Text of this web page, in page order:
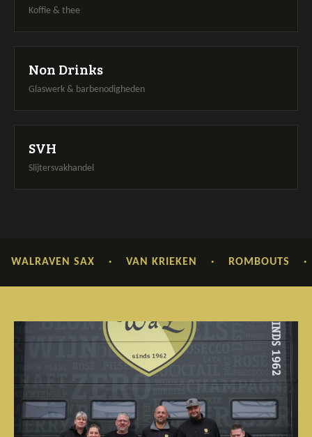
Koffie & thee
Non Drinks
Glaswerk & barbenodigheden
SVH
Slijtersvakhandel
SAX · VAN KRIEKEN · ROMBOUTS ·